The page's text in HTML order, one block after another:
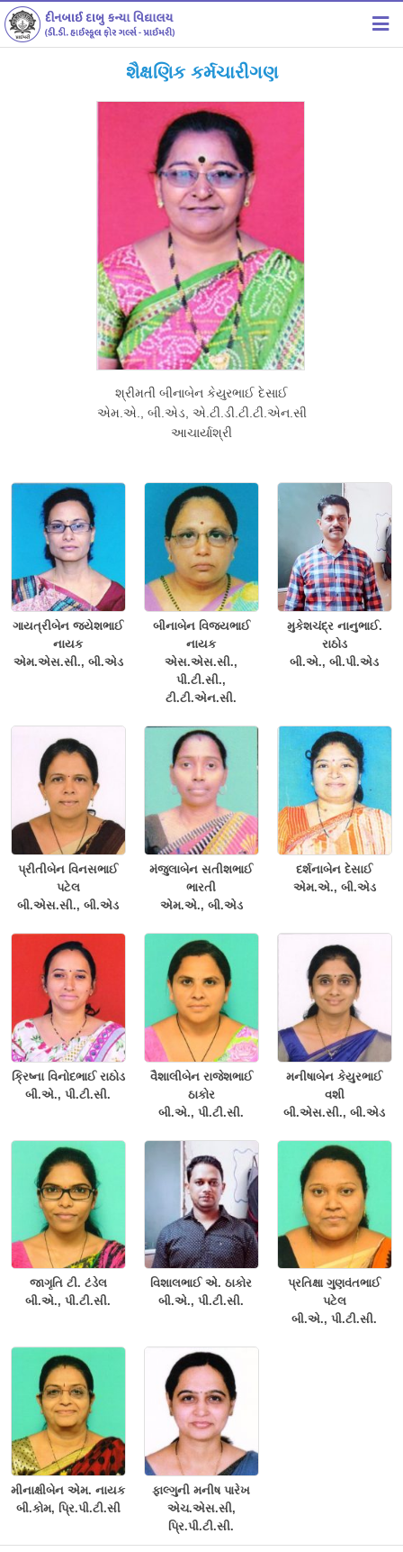
હોમ
શાળા વિષે
સમાચાર
સૂચનાઓ
ફોટો ગેલેરી
ડાઉનલોડ
સંપર્ક
શૈક્ષણિક કર્મચારીગણ
શ્રીમતી બીનાબેન કેયુરભાઈ દેસાઈ
એમ.એ., બી.એડ, એ.ટી.ડી.ટી.ટી.એન.સી
આચાર્યાશ્રી
ગાયત્રીબેન જયેશભાઈ
નાયક
એમ.એસ.સી., બી.એડ
બીનાબેન વિજયભાઈ
નાયક
એસ.એસ.સી.,
પી.ટી.સી.,
ટી.ટી.એન.સી.
મુકેશચંદ્ર નાનુભાઈ.
રાઠોડ
બી.એ., બી.પી.એડ
પ્રીતીબેન વિનસભાઈ
પટેલ
બી.એસ.સી., બી.એડ
મંજુલાબેન સતીશભાઈ
ભારતી
એમ.એ., બી.એડ
દર્શનાબેન દેસાઈ
એમ.એ., બી.એડ
ક્રિષ્ના વિનોદભાઈ રાઠોડ
બી.એ., પી.ટી.સી.
વૈશાલીબેન રાજેશભાઈ
ઠાકોર
બી.એ., પી.ટી.સી.
મનીષાબેન કેયુરભાઈ
વશી
બી.એસ.સી., બી.એડ
જાગૃતિ ટી. ટંડેલ
બી.એ., પી.ટી.સી.
વિશાલભાઈ એ. ઠાકોર
બી.એ., પી.ટી.સી.
પ્રતિક્ષા ગુણવંતભાઈ
પટેલ
બી.એ., પી.ટી.સી.
મીનાક્ષીબેન એમ. નાયક
બી.કોમ, પ્રિ.પી.ટી.સી
ફાલ્ગુની મનીષ પારેખ
એચ.એસ.સી,
પ્રિ.પી.ટી.સી.